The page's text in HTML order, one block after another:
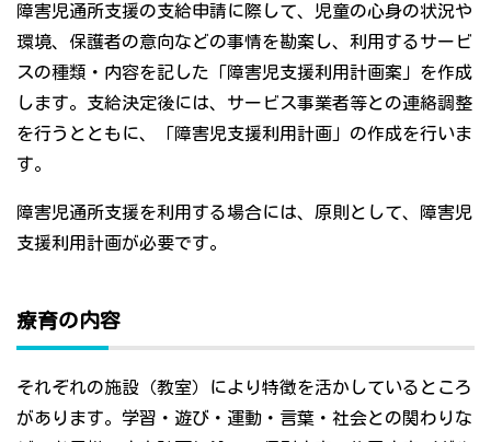
障害児通所支援の支給申請に際して、児童の心身の状況や
環境、保護者の意向などの事情を勘案し、利用するサービ
スの種類・内容を記した「障害児支援利用計画案」を作成
します。支給決定後には、サービス事業者等との連絡調整
を行うとともに、「障害児支援利用計画」の作成を行いま
す。
障害児通所支援を利用する場合には、原則として、障害児
支援利用計画が必要です。
療育の内容
それぞれの施設（教室）により特徴を活かしているところ
があります。学習・遊び・運動・言葉・社会との関わりな